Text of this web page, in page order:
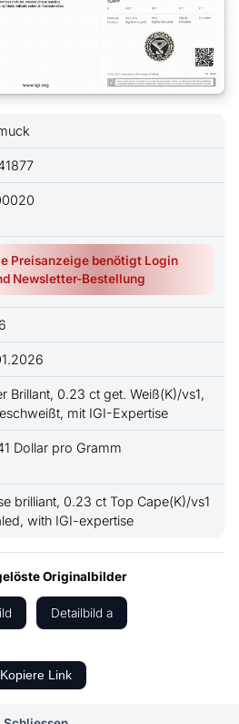
Preisanzeige benötigt Login
Newsletter-Bestellung
Brillant, 0.23 ct get. Weiß(K)/vs1,
mit IGI-Expertise
Dollar pro Gramm
brilliant, 0.23 ct Top Cape(K)/vs1
with IGI-expertise
Originalbilder
Detailbild a